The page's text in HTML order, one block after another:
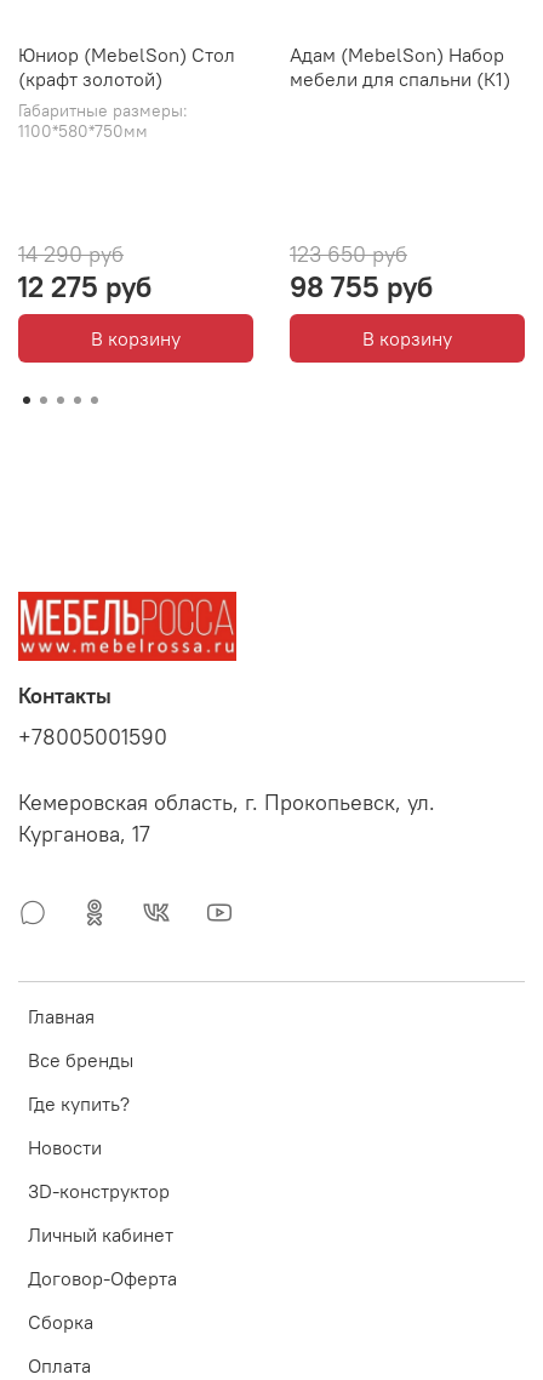
Юниор (MebelSon) Стол
(крафт золотой)
Габаритные размеры:
1100*580*750мм
14 290 руб
12 275 руб
В корзину
Адам (MebelSon) Набор
мебели для спальни (К1)
123 650 руб
98 755 руб
В корзину
Главная
Все бренды
Где купить?
Новости
3D-конструктор
Личный кабинет
Договор-Оферта
Сборка
Оплата
Контакты
+78005001590
Кемеровская область, г. Прокопьевск, ул.
Курганова, 17